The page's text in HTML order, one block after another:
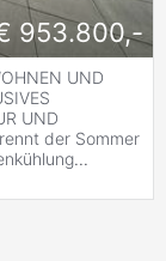
953.800,-
UND
UND
der Sommer
...